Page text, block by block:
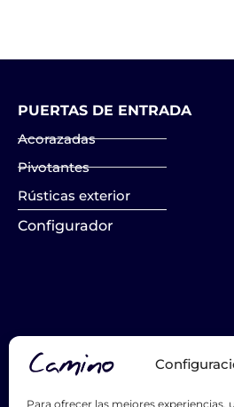
Para ofrecer las mejores
PUERTAS DE ENTRADA
Acorazadas
Pivotantes
Rústicas exterior
Configurador
List Title #1
List Title #2